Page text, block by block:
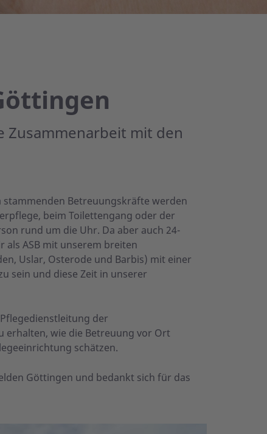
Zusammenarbeit mit den
Betreuungskräfte werden
beim Toilettengang oder der
rund um die Uhr. Da aber auch 24-
ASB mit unserem breiten
Uslar, Osterode und Barbis) mit einer
sein und diese Zeit in unserer
der
erhalten, wie die Betreuung vor Ort
schätzen.
Göttingen und bedankt sich für das